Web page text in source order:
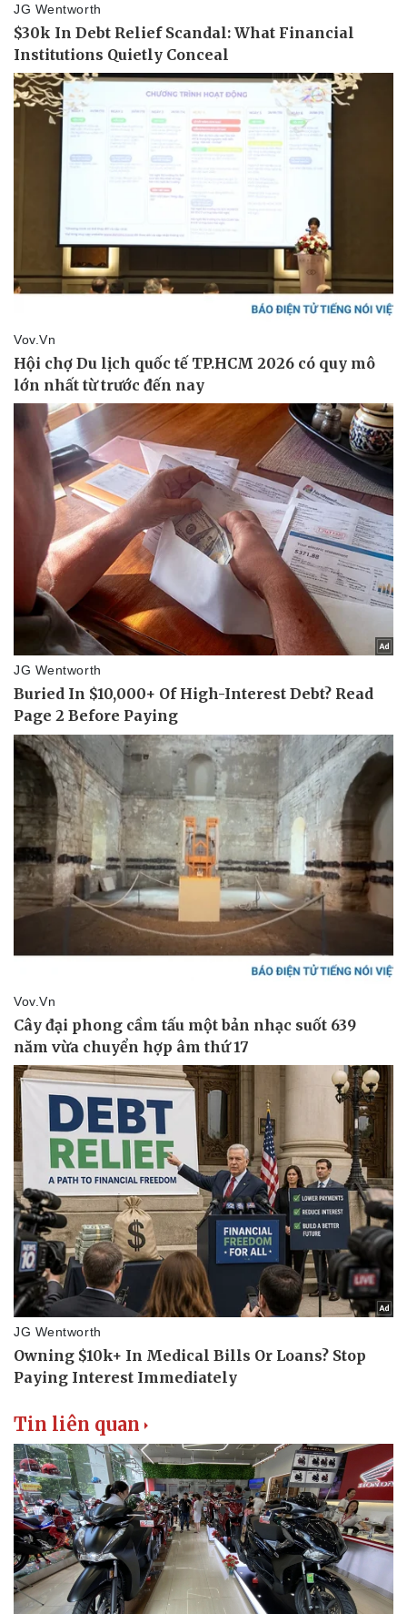
Nam khoa
Làm đẹp - giảm cân
Ăn sạch sống khỏe
Văn hóa
Sân khấu - Điện ảnh
Văn học
Âm nhạc
Di sản
Giải trí
Nghệ sĩ
Thời trang
Sao Việt
Du lịch
Tư vấn
Săn Tour
check-in
Podcast
Câu chuyện thời sự
Đọc truyện đêm khuya
Cửa sổ tình yêu
Kể chuyện cho bé
Hạt giống tâm hồn
Tin liên quan